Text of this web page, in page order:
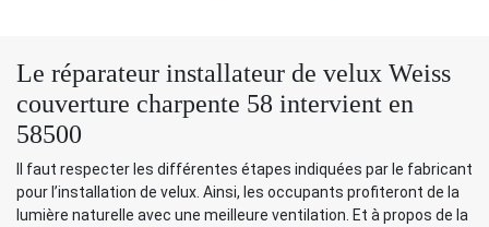
Le réparateur installateur de velux Weiss
couverture charpente 58 intervient en
58500
Il faut respecter les différentes étapes indiquées par le fabricant
pour l’installation de velux. Ainsi, les occupants profiteront de la
lumière naturelle avec une meilleure ventilation. Et à propos de la